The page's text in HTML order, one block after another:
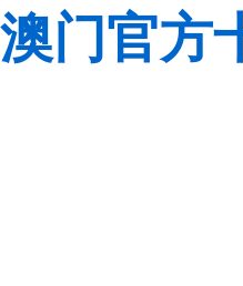
澳门官方